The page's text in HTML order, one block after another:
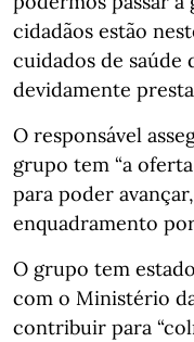
cidadãos estão
cuidados de saúde
devidamente
O responsável
grupo tem “a
para poder
enquadramento
O grupo tem
com o Ministério
contribuir para